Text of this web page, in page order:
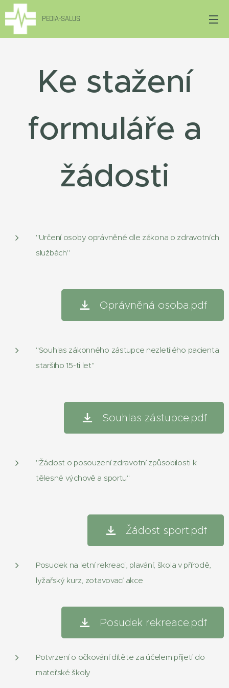
PEDIA-SALUS
Ke stažení
formuláře a
žádosti
"Určení osoby oprávněné dle zákona o zdravotních
službách"
Oprávněná osoba.pdf
"Souhlas zákonného zástupce nezletilého pacienta
staršího 15-ti let"
Souhlas zástupce.pdf
"Žádost o posouzení zdravotní způsobilosti k
tělesné výchově a sportu"
Žádost sport.pdf
Posudek na letní rekreaci, plavání, škola v přírodě,
lyžařský kurz, zotavovací akce
Posudek rekreace.pdf
Potvrzení o očkování dítěte za účelem přijetí do
mateřské školy